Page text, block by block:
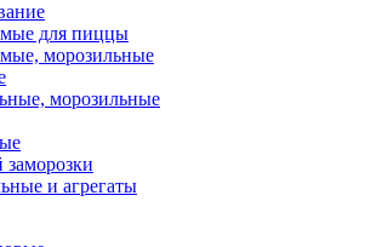
для пиццы
морозильные
морозильные
и агрегаты